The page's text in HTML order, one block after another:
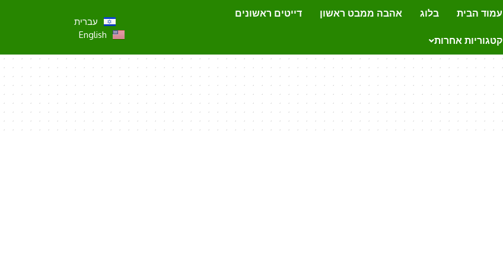
עמוד הבית בלוג אהבה ממבט ראשון דייטים ראשונים
קטגוריות אחרות
עברית
English